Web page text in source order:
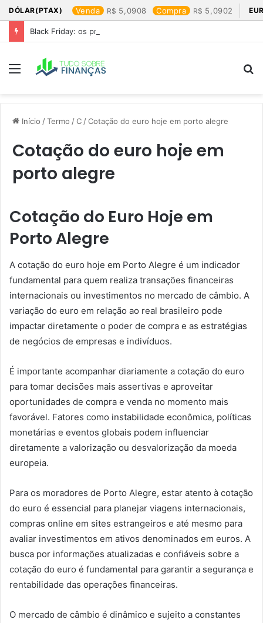
DÓLAR(PTAX) Venda 5,0908 Compra 5,0902
Black Friday: os produtos que mais valem a pena
Menu
Início /Termo /C /Cotação do euro hoje em porto alegre​
Cotação do euro hoje em
porto alegre​
Cotação do Euro Hoje em
Porto Alegre
A cotação do euro hoje em Porto Alegre é um indicador
fundamental para quem realiza transações financeiras
internacionais ou investimentos no mercado de câmbio. A
variação do euro em relação ao real brasileiro pode
impactar diretamente o poder de compra e as estratégias
de negócios de empresas e indivíduos.
É importante acompanhar diariamente a cotação do euro
para tomar decisões mais assertivas e aproveitar
oportunidades de compra e venda no momento mais
favorável. Fatores como instabilidade econômica, políticas
monetárias e eventos globais podem influenciar
diretamente a valorização ou desvalorização da moeda
europeia.
Para os moradores de Porto Alegre, estar atento à cotação
do euro é essencial para planejar viagens internacionais,
compras online em sites estrangeiros e até mesmo para
avaliar investimentos em ativos denominados em euros. A
busca por informações atualizadas e confiáveis sobre a
cotação do euro é fundamental para garantir a segurança e
rentabilidade das operações financeiras.
O mercado de câmbio é dinâmico e sujeito a constantes